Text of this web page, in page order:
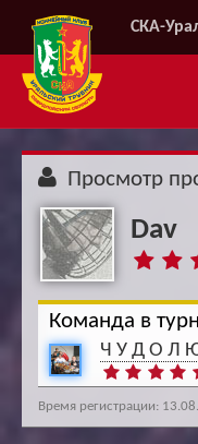
СКА-
Просмотр
Dav
Команда в
Ч У Д О Л
Время регистрации: